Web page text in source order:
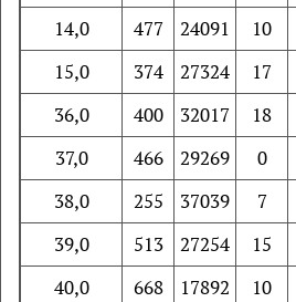
14,0
477 24091 10
15,0
374 27324 17
36,0
400 32017 18
37,0
466 29269 0
38,0
255 37039 7
39,0
513 27254 15
40,0
668 17892 10